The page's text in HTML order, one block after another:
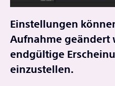
Einstellungen
Aufnahme geändert
endgültige
einzustellen.